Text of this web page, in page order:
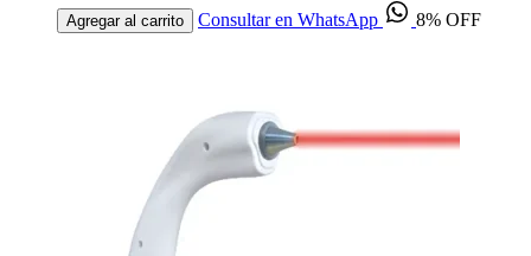
Agregar al carrito Consultar en WhatsApp 8% OFF